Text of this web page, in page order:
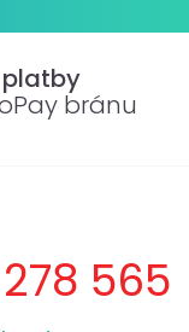
platby
bránu
565